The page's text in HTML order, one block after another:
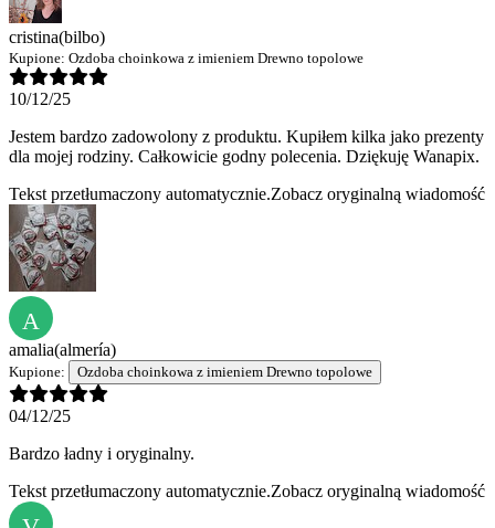
cristina(bilbo)
Kupione: Ozdoba choinkowa z imieniem Drewno topolowe
10/12/25
Jestem bardzo zadowolony z produktu. Kupiłem kilka jako prezenty
dla mojej rodziny. Całkowicie godny polecenia. Dziękuję Wanapix.
Tekst przetłumaczony automatycznie.Zobacz oryginalną wiadomość
A
amalia(almería)
Kupione: Ozdoba choinkowa z imieniem Drewno topolowe
04/12/25
Bardzo ładny i oryginalny.
Tekst przetłumaczony automatycznie.Zobacz oryginalną wiadomość